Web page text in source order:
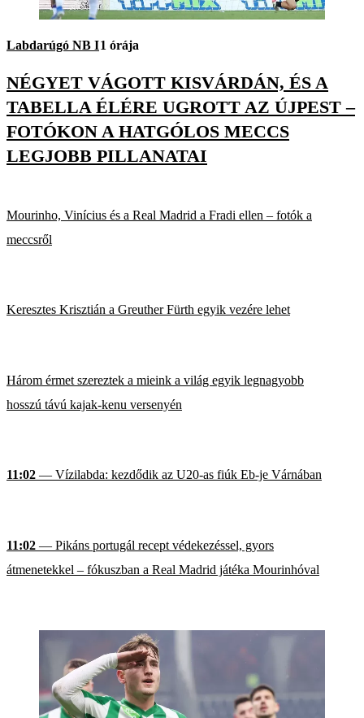
Labdarúgó NB I1 órája
NÉGYET VÁGOTT KISVÁRDÁN, ÉS A
TABELLA ÉLÉRE UGROTT AZ ÚJPEST –
FOTÓKON A HATGÓLOS MECCS
LEGJOBB PILLANATAI
Mourinho, Vinícius és a Real Madrid a Fradi ellen – fotók a
meccsről
Keresztes Krisztián a Greuther Fürth egyik vezére lehet
Három érmet szereztek a mieink a világ egyik legnagyobb
hosszú távú kajak-kenu versenyén
11:02 — Vízilabda: kezdődik az U20-as fiúk Eb-je Várnában
11:02 — Pikáns portugál recept védekezéssel, gyors
átmenetekkel – fókuszban a Real Madrid játéka Mourinhóval